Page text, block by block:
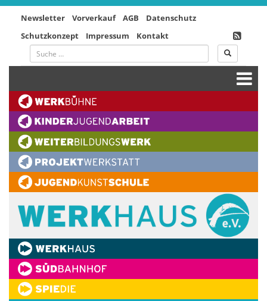
Newsletter Vorverkauf AGB
Datenschutz
Schutzkonzept
Impressum Kontakt